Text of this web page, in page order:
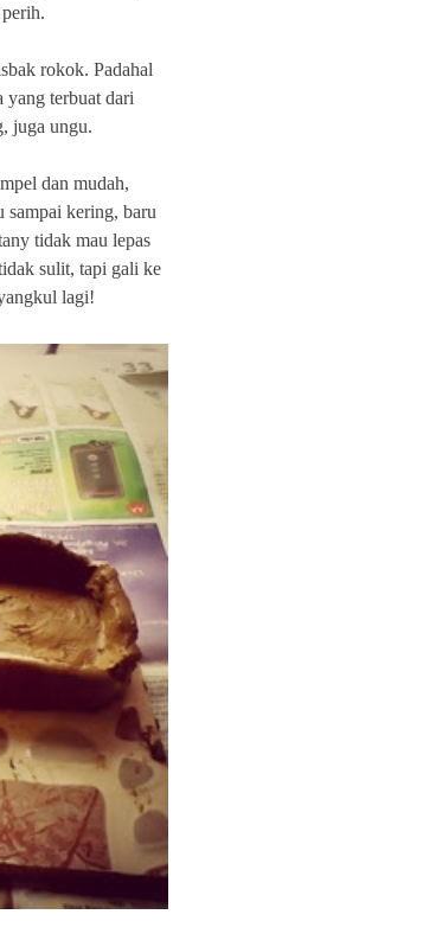
rokok. Padahal
yang terbuat dari
juga ungu.
dan mudah,
sampai kering, baru
tidak mau lepas
sulit, tapi gali ke
lagi!